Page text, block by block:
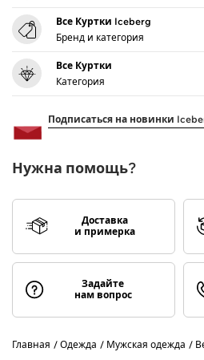
Все Куртки Iceberg
Бренд и категория
Все Куртки
Категория
Подписаться на новинки
Нужна помощь?
Доставка
и примерка
Задайте
нам вопрос
Главная Одежда Мужская одежда